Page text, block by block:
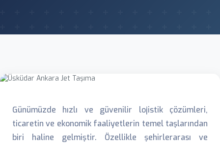
Günümüzde hızlı ve güvenilir lojistik çözümleri,
ticaretin ve ekonomik faaliyetlerin temel taşlarından
biri haline gelmiştir. Özellikle şehirlerarası ve